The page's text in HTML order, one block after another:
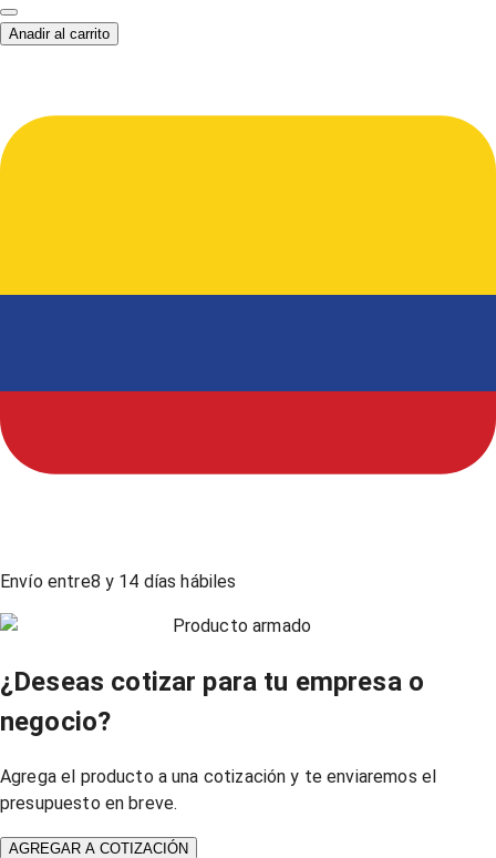
Anadir al carrito
Envío entre8 y 14 días hábiles
Producto armado
¿Deseas cotizar para tu empresa o
negocio?
Agrega el producto a una cotización y te enviaremos el
presupuesto en breve.
AGREGAR A COTIZACIÓN